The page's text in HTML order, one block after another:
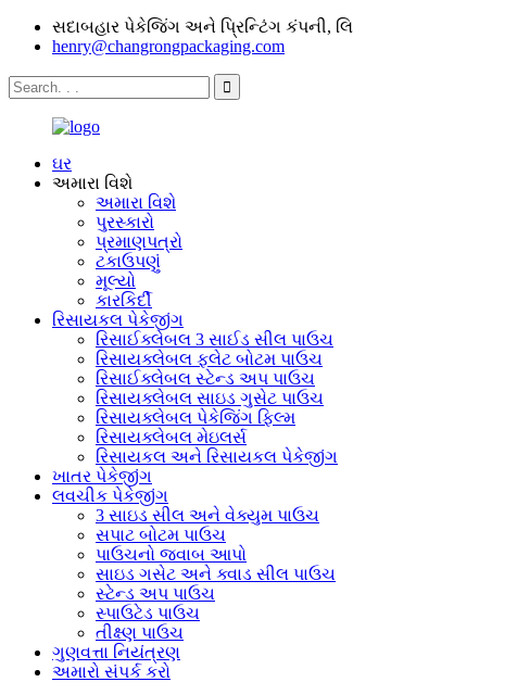
સદાબહાર પેકેજિંગ અને પ્રિન્ટિંગ કંપની, લિ
henry@changrongpackaging.com
ઘર
અમારા વિશે
અમારા વિશે
પુરસ્કારો
પ્રમાણપત્રો
ટકાઉપણું
મૂલ્યો
કારકિર્દી
રિસાયકલ પેકેજીંગ
રિસાઈક્લેબલ 3 સાઈડ સીલ પાઉચ
રિસાયક્લેબલ ફ્લેટ બોટમ પાઉચ
રિસાઈક્લેબલ સ્ટેન્ડ અપ પાઉચ
રિસાયક્લેબલ સાઇડ ગુસેટ પાઉચ
રિસાયક્લેબલ પેકેજિંગ ફિલ્મ
રિસાયક્લેબલ મેઇલર્સ
રિસાયકલ અને રિસાયકલ પેકેજીંગ
ખાતર પેકેજીંગ
લવચીક પેકેજીંગ
3 સાઇડ સીલ અને વેક્યુમ પાઉચ
સપાટ બોટમ પાઉચ
પાઉચનો જવાબ આપો
સાઇડ ગસેટ અને ક્વાડ સીલ પાઉચ
સ્ટેન્ડ અપ પાઉચ
સ્પાઉટેડ પાઉચ
તીક્ષ્ણ પાઉચ
ગુણવત્તા નિયંત્રણ
અમારો સંપર્ક કરો